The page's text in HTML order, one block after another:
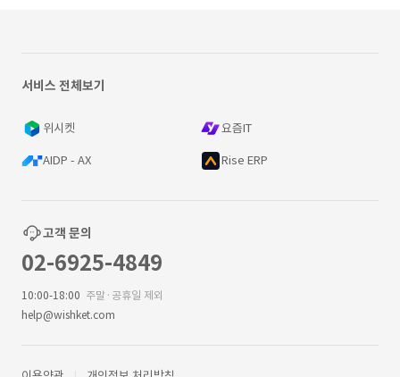
서비스 전체보기
위시켓 요즘IT
AIDP - AX Rise ERP
고객 문의
02-6925-4849
10:00-18:00 주말·공휴일 제외
help@wishket.com